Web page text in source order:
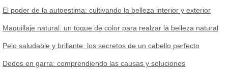
El poder de la autoestima: cultivando la belleza interior y exterior
Maquillaje natural: un toque de color para realzar la belleza natural
Pelo saludable y brillante: los secretos de un cabello perfecto
Dedos en garra: comprendiendo las causas y soluciones